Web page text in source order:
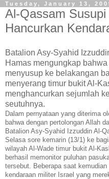
Tuesday, January 13,
Al-Qassam
Hancurkan
Batalion Asy-Syahid
Hamas mengungkap
menyusup ke belakangan
menyerang timur bukit Al-
menghancurkan sejumlah
seutuhnya.
Dalam pernyataan yang diterima
bahwa dengan pertolongan Allah
Batalion Asy-Syahid Izzuddin Al-
Selasa sore kemarin (13/1) ke
wilayah Al-Wade timur bukit Al-
berhasil memonitor puluhan
tersebut. Beberapa saat
kendaraan militer Israel yang